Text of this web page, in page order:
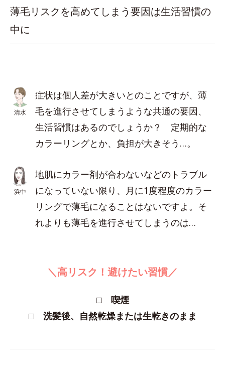
薄毛リスクを高めてしまう要因は生活習慣の
中に
清水
症状は個人差が大きいとのことですが、薄
毛を進行させてしまうような共通の要因、
生活習慣はあるのでしょうか？ 定期的な
カラーリングとか、負担が大きそう…。
浜中
地肌にカラー剤が合わないなどのトラブル
になっていない限り、月に1度程度のカラー
リングで薄毛になることはないですよ。そ
れよりも薄毛を進行させてしまうのは…
＼高リスク！避けたい習慣／
□ 喫煙
□ 洗髪後、自然乾燥または生乾きのまま